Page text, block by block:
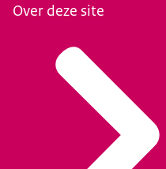
Over deze site